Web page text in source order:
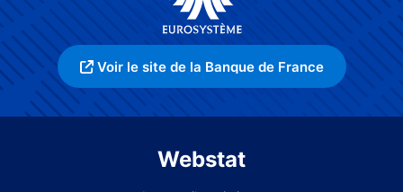
Voir le site de la Banque de France
Webstat